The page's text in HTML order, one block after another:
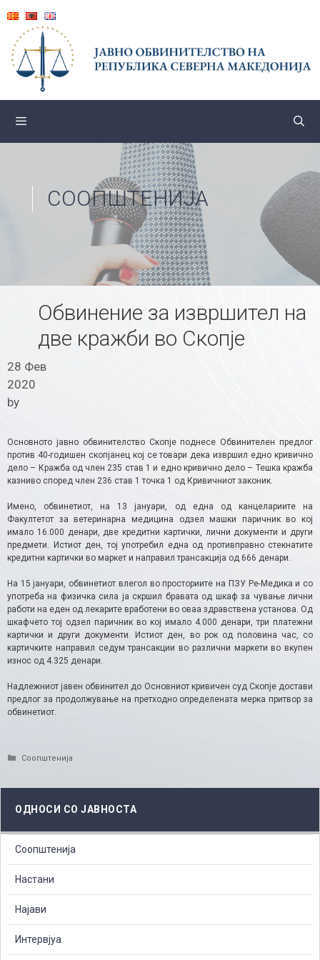
content
СООПШТЕНИЈА
Обвинение за извршител на
две кражби во Скопје
28 Фев
2020
by
Основното јавно обвинителство Скопје поднесе Обвинителен предлог
против 40-годишен скопјанец кој се товари дека извршил едно кривично
дело – Кражба од член 235 став 1 и едно кривично дело – Тешка кражба
казниво според член 236 став 1 точка 1 од Кривичниот законик.
Имено, обвинетиот, на 13 јануари, од една од канцелариите на
Факултетот за ветеринарна медицина одзел машки паричник во кој
имало 16.000 денари, две кредитни картички, лични документи и други
предмети. Истиот ден, тој употребил една од противправно стекнатите
кредитни картички во маркет и направил трансакција од 666 денари.
На 15 јануари, обвинетиот влегол во просториите на ПЗУ Ре-Медика и со
употреба на физичка сила ја скршил бравата од шкаф за чување лични
работи на еден од лекарите вработени во оваа здравствена установа. Од
шкафчето тој одзел паричник во кој имало 4.000 денари, три платежни
картички и други документи. Истиот ден, во рок од половина час, со
картичките направил седум трансакции во различни маркети во вкупен
износ од 4.325 денари.
Надлежниот јавен обвинител до Основниот кривичен суд Скопје достави
предлог за продолжување на претходно определената мерка притвор за
обвинетиот.
Categories
Соопштенија
ОДНОСИ СО ЈАВНОСТА
Соопштенија
Настани
Најави
Интервјуа